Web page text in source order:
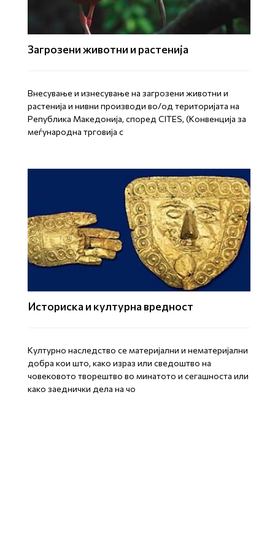
Загрозени животни и растенија
Внесување и изнесување на загрозени животни и
растенија и нивни производи во/од територијата на
Република Mакедонија, според CITES, (Конвенција за
меѓународна трговија с
Историска и културна вредност
Културно наследство се материјални и нематеријални
добра кои што, како израз или сведоштво на
човековото творештво во минатото и сегашноста или
како заеднички дела на чо